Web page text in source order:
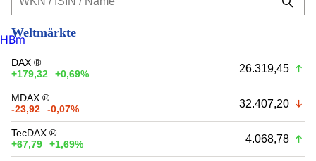
Weltmärkte
DAX ®
+179,32
+0,69% 26.319,45
MDAX ®
-23,92
-0,07% 32.407,20
TecDAX ®
+67,79
+1,69% 4.068,78
HBm